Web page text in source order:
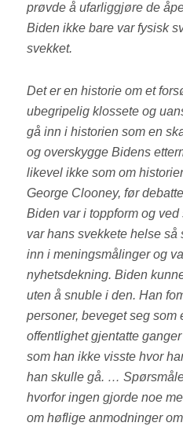
prøvde å ufarliggjøre de
Biden ikke bare var fysisk
svekket.
Det er en historie om et
ubegripelig klossete og
gå inn i historien som en
og overskygge Bidens
likevel ikke som om
George Clooney, før
Biden var i toppform og
var hans svekkete helse så
inn i meningsmålinger og
nyhetsdekning. Biden
uten å snuble i den. Han
personer, beveget seg som
offentlighet gjentatte
som han ikke visste hvor
han skulle gå. …
hvorfor ingen gjorde noe
om høflige anmodninger